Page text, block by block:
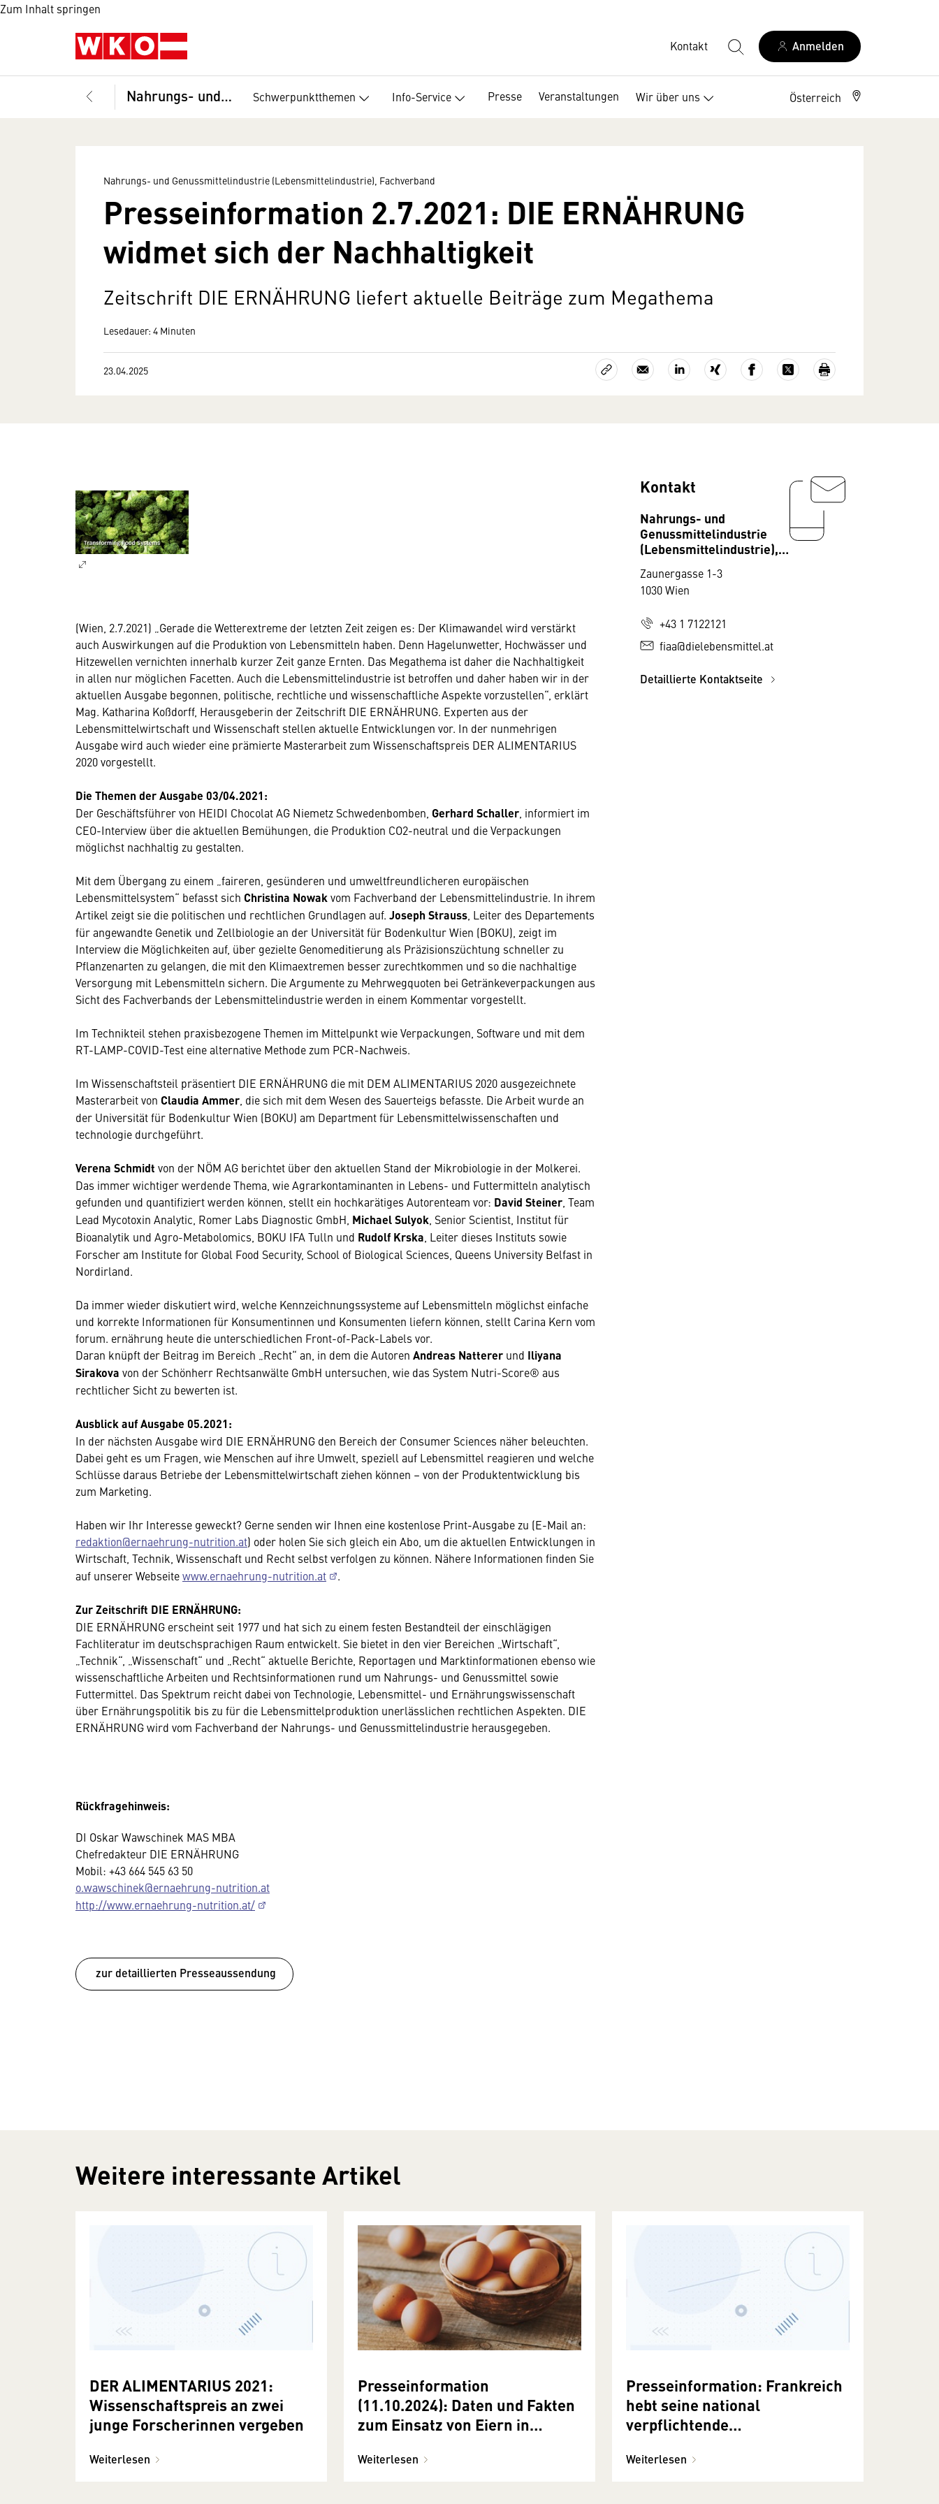
Zum Inhalt springen
Kontakt Anmelden
Nahrungs- und Genussmittelindustrie (Lebensmittelindustrie), Fachverband Schwerpunktthemen Info-Service Presse Veranstaltungen Wir über uns Österreich
Nahrungs- und Genussmittelindustrie (Lebensmittelindustrie), Fachverband
Presseinformation 2.7.2021: DIE ERNÄHRUNG
widmet sich der Nachhaltigkeit
Zeitschrift DIE ERNÄHRUNG liefert aktuelle Beiträge zum Megathema
Lesedauer: 4 Minuten
23.04.2025
(Wien, 2.7.2021) „Gerade die Wetterextreme der letzten Zeit zeigen es: Der Klimawandel wird verstärkt
auch Auswirkungen auf die Produktion von Lebensmitteln haben. Denn Hagelunwetter, Hochwässer und
Hitzewellen vernichten innerhalb kurzer Zeit ganze Ernten. Das Megathema ist daher die Nachhaltigkeit
in allen nur möglichen Facetten. Auch die Lebensmittelindustrie ist betroffen und daher haben wir in der
aktuellen Ausgabe begonnen, politische, rechtliche und wissenschaftliche Aspekte vorzustellen“, erklärt
Mag. Katharina Koßdorff, Herausgeberin der Zeitschrift DIE ERNÄHRUNG. Experten aus der
Lebensmittelwirtschaft und Wissenschaft stellen aktuelle Entwicklungen vor. In der nunmehrigen
Ausgabe wird auch wieder eine prämierte Masterarbeit zum Wissenschaftspreis DER ALIMENTARIUS
2020 vorgestellt.
Die Themen der Ausgabe 03/04.2021:
Der Geschäftsführer von HEIDI Chocolat AG Niemetz Schwedenbomben, Gerhard Schaller , informiert im
CEO-Interview über die aktuellen Bemühungen, die Produktion CO2-neutral und die Verpackungen
möglichst nachhaltig zu gestalten.
Mit dem Übergang zu einem „faireren, gesünderen und umweltfreundlicheren europäischen
Lebensmittelsystem“ befasst sich Christina Nowakvom Fachverband der Lebensmittelindustrie. In ihrem
Artikel zeigt sie die politischen und rechtlichen Grundlagen auf. Joseph Strauss , Leiter des Departements
für angewandte Genetik und Zellbiologie an der Universität für Bodenkultur Wien (BOKU), zeigt im
Interview die Möglichkeiten auf, über gezielte Genomeditierung als Präzisionszüchtung schneller zu
Pflanzenarten zu gelangen, die mit den Klimaextremen besser zurechtkommen und so die nachhaltige
Versorgung mit Lebensmitteln sichern. Die Argumente zu Mehrwegquoten bei Getränkeverpackungen aus
Sicht des Fachverbands der Lebensmittelindustrie werden in einem Kommentar vorgestellt.
Im Technikteil stehen praxisbezogene Themen im Mittelpunkt wie Verpackungen, Software und mit dem
RT-LAMP-COVID-Test eine alternative Methode zum PCR-Nachweis.
Im Wissenschaftsteil präsentiert DIE ERNÄHRUNG die mit DEM ALIMENTARIUS 2020 ausgezeichnete
Masterarbeit von Claudia Ammer , die sich mit dem Wesen des Sauerteigs befasste. Die Arbeit wurde an
der Universität für Bodenkultur Wien (BOKU) am Department für Lebensmittelwissenschaften und
technologie durchgeführt.
Verena Schmidt von der NÖM AG berichtet über den aktuellen Stand der Mikrobiologie in der Molkerei.
Das immer wichtiger werdende Thema, wie Agrarkontaminanten in Lebens- und Futtermitteln analytisch
gefunden und quantifiziert werden können, stellt ein hochkarätiges Autorenteam vor: David Steiner , Team
Lead Mycotoxin Analytic, Romer Labs Diagnostic GmbH, Michael Sulyok , Senior Scientist, Institut für
Bioanalytik und Agro-Metabolomics, BOKU IFA Tulln und Rudolf Krska , Leiter dieses Instituts sowie
Forscher am Institute for Global Food Security, School of Biological Sciences, Queens University Belfast in
Nordirland.
Da immer wieder diskutiert wird, welche Kennzeichnungssysteme auf Lebensmitteln möglichst einfache
und korrekte Informationen für Konsumentinnen und Konsumenten liefern können, stellt Carina Kern vom
forum. ernährung heute die unterschiedlichen Front-of-Pack-Labels vor.
Daran knüpft der Beitrag im Bereich „Recht“ an, in dem die Autoren Andreas Natterer und Iliyana
Sirakova von der Schönherr Rechtsanwälte GmbH untersuchen, wie das System Nutri-Score® aus
rechtlicher Sicht zu bewerten ist.
Ausblick auf Ausgabe 05.2021:
In der nächsten Ausgabe wird DIE ERNÄHRUNG den Bereich der Consumer Sciences näher beleuchten.
Dabei geht es um Fragen, wie Menschen auf ihre Umwelt, speziell auf Lebensmittel reagieren und welche
Schlüsse daraus Betriebe der Lebensmittelwirtschaft ziehen können – von der Produktentwicklung bis
zum Marketing.
Haben wir Ihr Interesse geweckt? Gerne senden wir Ihnen eine kostenlose Print-Ausgabe zu (E-Mail an:
redaktion@ernaehrung-nutrition.at) oder holen Sie sich gleich ein Abo, um die aktuellen Entwicklungen in
Wirtschaft, Technik, Wissenschaft und Recht selbst verfolgen zu können. Nähere Informationen finden Sie
auf unserer Webseitewww.ernaehrung-nutrition.at .
Zur Zeitschrift DIE ERNÄHRUNG:
DIE ERNÄHRUNG erscheint seit 1977 und hat sich zu einem festen Bestandteil der einschlägigen
Fachliteratur im deutschsprachigen Raum entwickelt. Sie bietet in den vier Bereichen „Wirtschaft“,
„Technik“, „Wissenschaft“ und „Recht“ aktuelle Berichte, Reportagen und Marktinformationen ebenso wie
wissenschaftliche Arbeiten und Rechtsinformationen rund um Nahrungs- und Genussmittel sowie
Futtermittel. Das Spektrum reicht dabei von Technologie, Lebensmittel- und Ernährungswissenschaft
über Ernährungspolitik bis zu für die Lebensmittelproduktion unerlässlichen rechtlichen Aspekten. DIE
ERNÄHRUNG wird vom Fachverband der Nahrungs- und Genussmittelindustrie herausgegeben.
Rückfragehinweis:
DI Oskar Wawschinek MAS MBA
Chefredakteur DIE ERNÄHRUNG
Mobil: +43 664 545 63 50
o.wawschinek@ernaehrung-nutrition.at
http://www.ernaehrung-nutrition.at/
zur detaillierten Presseaussendung
Kontakt
Nahrungs- und
Genussmittelindustrie
(Lebensmittelindustrie),
Zaunergasse 1-3
1030 Wien
+43 1 7122121
fiaa@dielebensmittel.at
Detaillierte Kontaktseite
Weitere interessante Artikel
DER ALIMENTARIUS 2021:
Wissenschaftspreis an zwei
junge Forscherinnen vergeben
Weiterlesen
Presseinformation
(11.10.2024): Daten und Fakten
zum Einsatz von Eiern in
Weiterlesen
Presseinformation: Frankreich
hebt seine national
verpflichtende
wegen Verstoßes gegen EU-
Weiterlesen